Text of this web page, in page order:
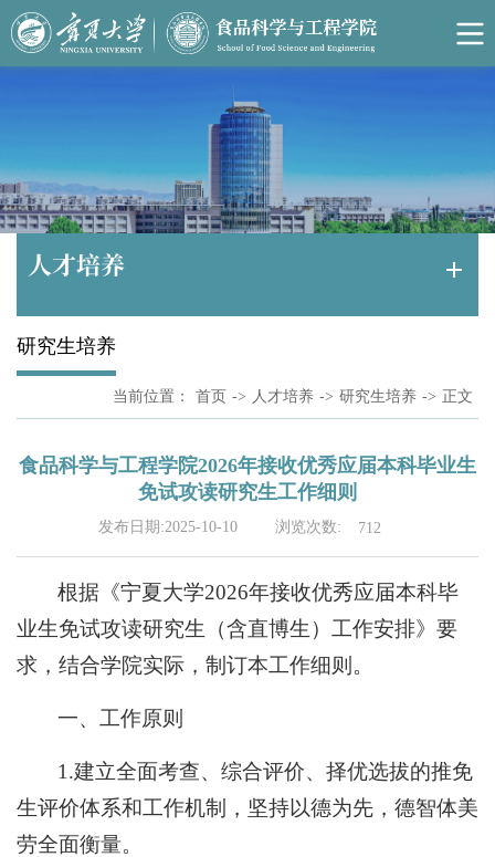
人才培养
研究生培养
当前位置： 首页 -> 人才培养 -> 研究生培养 -> 正文
食品科学与工程学院2026年接收优秀应届本科毕业生
免试攻读研究生工作细则
发布日期:2025-10-10 浏览次数: 712
根据《宁夏大学2026年接收优秀应届本科毕
业生免试攻读研究生（含直博生）工作安排》要
求，结合学院实际，制订本工作细则。
一、工作原则
1.建立全面考查、综合评价、择优选拔的推免
生评价体系和工作机制，坚持以德为先，德智体美
劳全面衡量。